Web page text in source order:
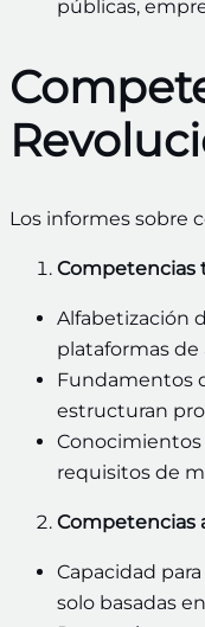
públicas,
Los informes sobre
Competencias
Alfabetización
plataformas
Fundamentos
estructuran
Conocimientos
requisitos de
Competencias
Capacidad
solo basadas